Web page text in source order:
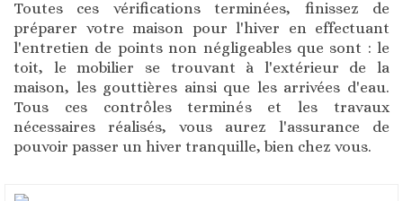
Toutes ces vérifications terminées, finissez de
préparer votre maison pour l'hiver en effectuant
l'entretien de points non négligeables que sont : le
toit, le mobilier se trouvant à l'extérieur de la
maison, les gouttières ainsi que les arrivées d'eau.
Tous ces contrôles terminés et les travaux
nécessaires réalisés, vous aurez l'assurance de
pouvoir passer un hiver tranquille, bien chez vous.